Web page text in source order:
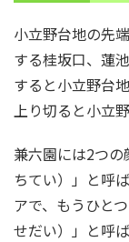
小立野台地の先
する桂坂口、蓮
すると小立野台
上り切ると小立
兼六園には2つ
ちてい）」と呼
アで、もうひと
せだい）」と呼